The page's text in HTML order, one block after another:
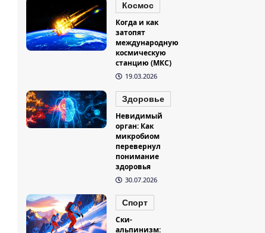
Космос
Когда и как
затопят
международную
космическую
станцию (МКС)
19.03.2026
Здоровье
Невидимый
орган: Как
микробиом
перевернул
понимание
здоровья
30.07.2026
Спорт
Ски-
альпинизм: